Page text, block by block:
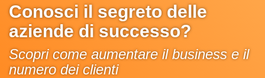
Conosci il segreto delle
aziende di successo?
Scopri come aumentare il business e il
numero dei clienti